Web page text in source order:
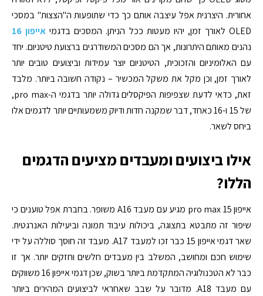
אחורית. היצרנית אפל עיצבה אותם כך כדי שתופעות ה"הצצות" במסכי
OLED לאורך זמן, יהיו מעטות ככל הניתן. המסכים בדגמי
אייפון 16
נהנים מאותם היתרונות, אך הם מסכים המשודרגים ברצועת טיטניום. יחד
עם האלומיניום והזכוכית, הטיטניום יוצר עמידות וביצועים טובים יותר
לאורך זמן, וכן מקל את משקל המכשיר – נקודה חשובה ביותר. מלבד
זאת, כדאי לדעת שצפיפות הפיקסלים גדולה יותר בדגמי ה-pro max,
של 15 ו-16 כאחד, דבר שמקנה חדות ודיוק משמעותיים יותר לדגמים אלו
ביחס לשאר.
אילו ביצועים ומעבדים מציעים הדגמים
הללו?
אייפון 15 pro max מגיע עם מעבד A16 משופר. בחברת אפל טוענים כי
שיפור זה מתבטא בתצוגה, ביכולות עיבוד תמונה וביעילות האנרגטית.
שאר דגמי אייפון 15 כבר זכו למעבד A17. מעבד זה חוסך סוללה על ידי
שימוש חכם ומחושב, המשלב בין מעבדים חלשים וחזקים יותר. אך זו
כבר לא הטכנולוגיה המתקדמת ביותר בשוק, שכן דגמי אייפון 16 משווקים
עם מעבד A18. מדובר על שבב שאחראי לביצועים המהירים ביותר